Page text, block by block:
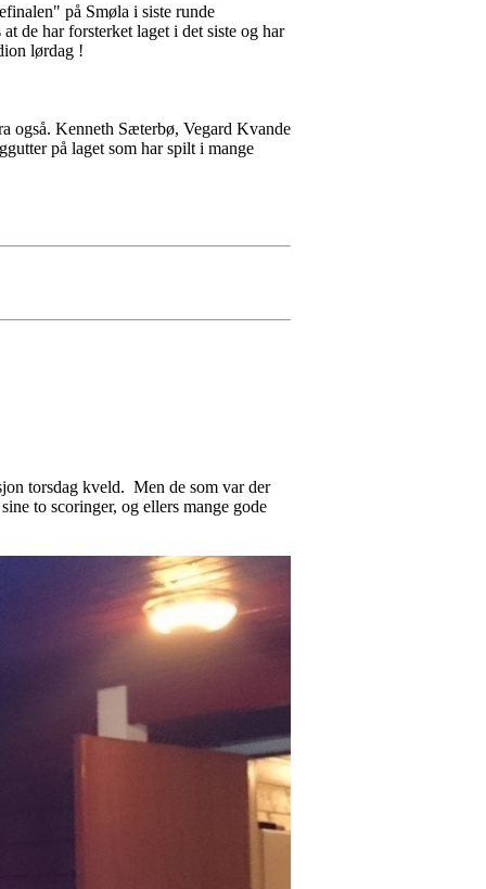
på Smøla i siste runde
de har forsterket laget i det siste og har
lørdag !
også. Kenneth Sæterbø, Vegard Kvande
på laget som har spilt i mange
torsdag kveld. Men de som var der
to scoringer, og ellers mange gode